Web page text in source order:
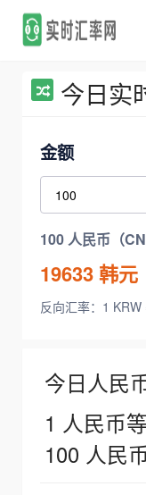
今日实
金额
100 人民币（
19633韩元
反向汇率：1
今日人民
1 人民币
100 人民